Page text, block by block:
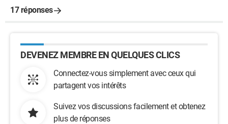
17 réponses
DEVENEZ MEMBRE EN QUELQUES CLICS
Connectez-vous simplement avec ceux qui
partagent vos intérêts
Suivez vos discussions facilement et obtenez
plus de réponses